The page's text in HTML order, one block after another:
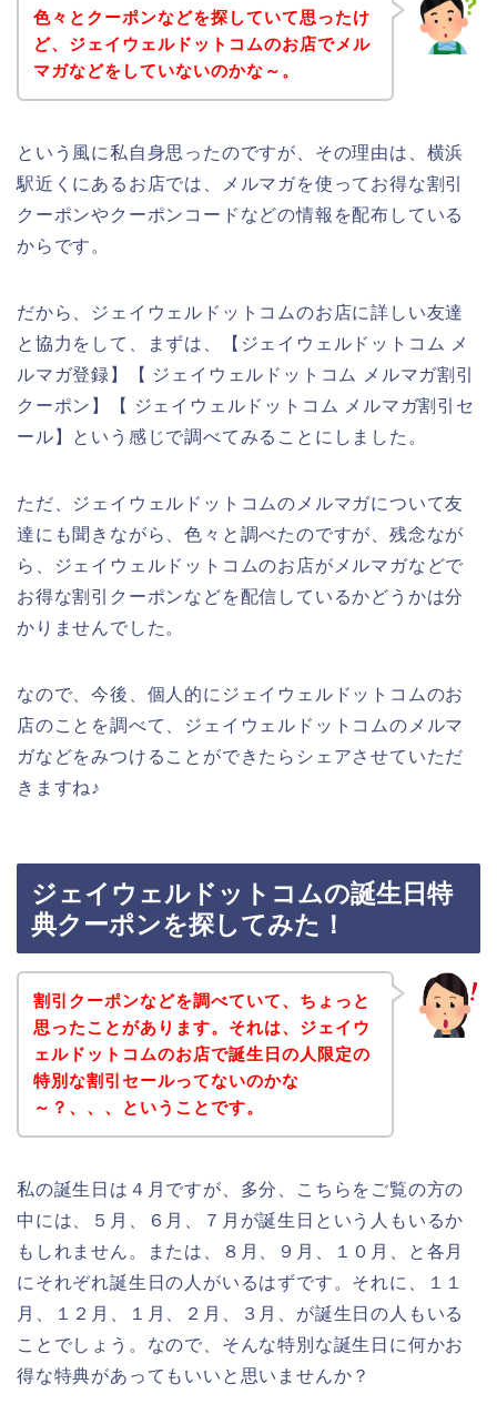
色々とクーポンなどを探していて思ったけ
ど、ジェイウェルドットコムのお店でメル
マガなどをしていないのかな～。
という風に私自身思ったのですが、その理由は、横浜
駅近くにあるお店では、メルマガを使ってお得な割引
クーポンやクーポンコードなどの情報を配布している
からです。
だから、ジェイウェルドットコムのお店に詳しい友達
と協力をして、まずは、【ジェイウェルドットコム メ
ルマガ登録】【 ジェイウェルドットコム メルマガ割引
クーポン】【 ジェイウェルドットコム メルマガ割引セ
ール】という感じで調べてみることにしました。
ただ、ジェイウェルドットコムのメルマガについて友
達にも聞きながら、色々と調べたのですが、残念なが
ら、ジェイウェルドットコムのお店がメルマガなどで
お得な割引クーポンなどを配信しているかどうかは分
かりませんでした。
なので、今後、個人的にジェイウェルドットコムのお
店のことを調べて、ジェイウェルドットコムのメルマ
ガなどをみつけることができたらシェアさせていただ
きますね♪
ジェイウェルドットコムの誕生日特
典クーポンを探してみた！
割引クーポンなどを調べていて、ちょっと
思ったことがあります。それは、ジェイウ
ェルドットコムのお店で誕生日の人限定の
特別な割引セールってないのかな
～？、、、ということです。
私の誕生日は４月ですが、多分、こちらをご覧の方の
中には、５月、６月、７月が誕生日という人もいるか
もしれません。または、８月、９月、１０月、と各月
にそれぞれ誕生日の人がいるはずです。それに、１１
月、１２月、１月、２月、３月、が誕生日の人もいる
ことでしょう。なので、そんな特別な誕生日に何かお
得な特典があってもいいと思いませんか？